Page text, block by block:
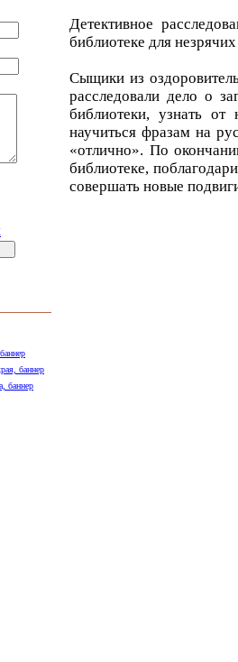
Детективное
библиотеке для
Сыщики из
расследовали дело о
библиотеки, узнать
научиться фразам на
«отлично». По
библиотеке,
совершать новые